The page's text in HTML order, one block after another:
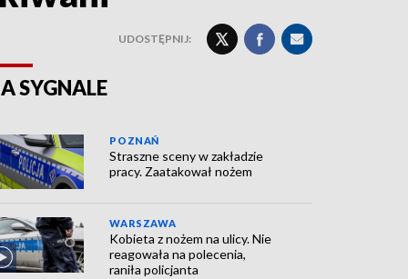
UDOSTĘPNIJ:
SYGNALE
POZNAŃ
Straszne sceny w zakładzie
pracy. Zaatakował nożem
WARSZAWA
Kobieta z nożem na ulicy. Nie
reagowała na polecenia,
raniła policjanta